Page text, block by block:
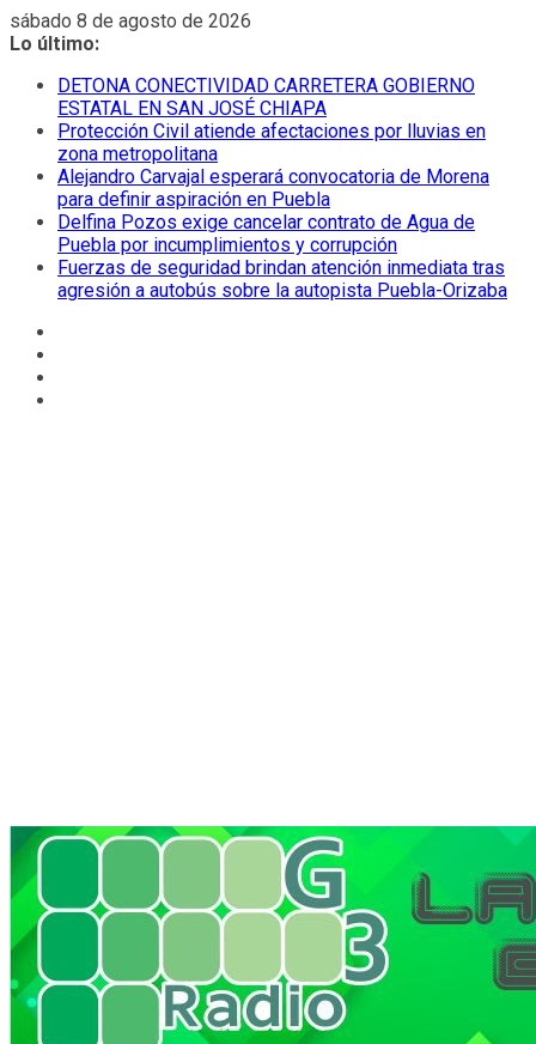
Saltar
al
sábado 8 de agosto de 2026
Lo último:
DETONA CONECTIVIDAD CARRETERA GOBIERNO
ESTATAL EN SAN JOSÉ CHIAPA
Protección Civil atiende afectaciones por lluvias en
zona metropolitana
Alejandro Carvajal esperará convocatoria de Morena
para definir aspiración en Puebla
Delfina Pozos exige cancelar contrato de Agua de
Puebla por incumplimientos y corrupción
Fuerzas de seguridad brindan atención inmediata tras
agresión a autobús sobre la autopista Puebla-Orizaba